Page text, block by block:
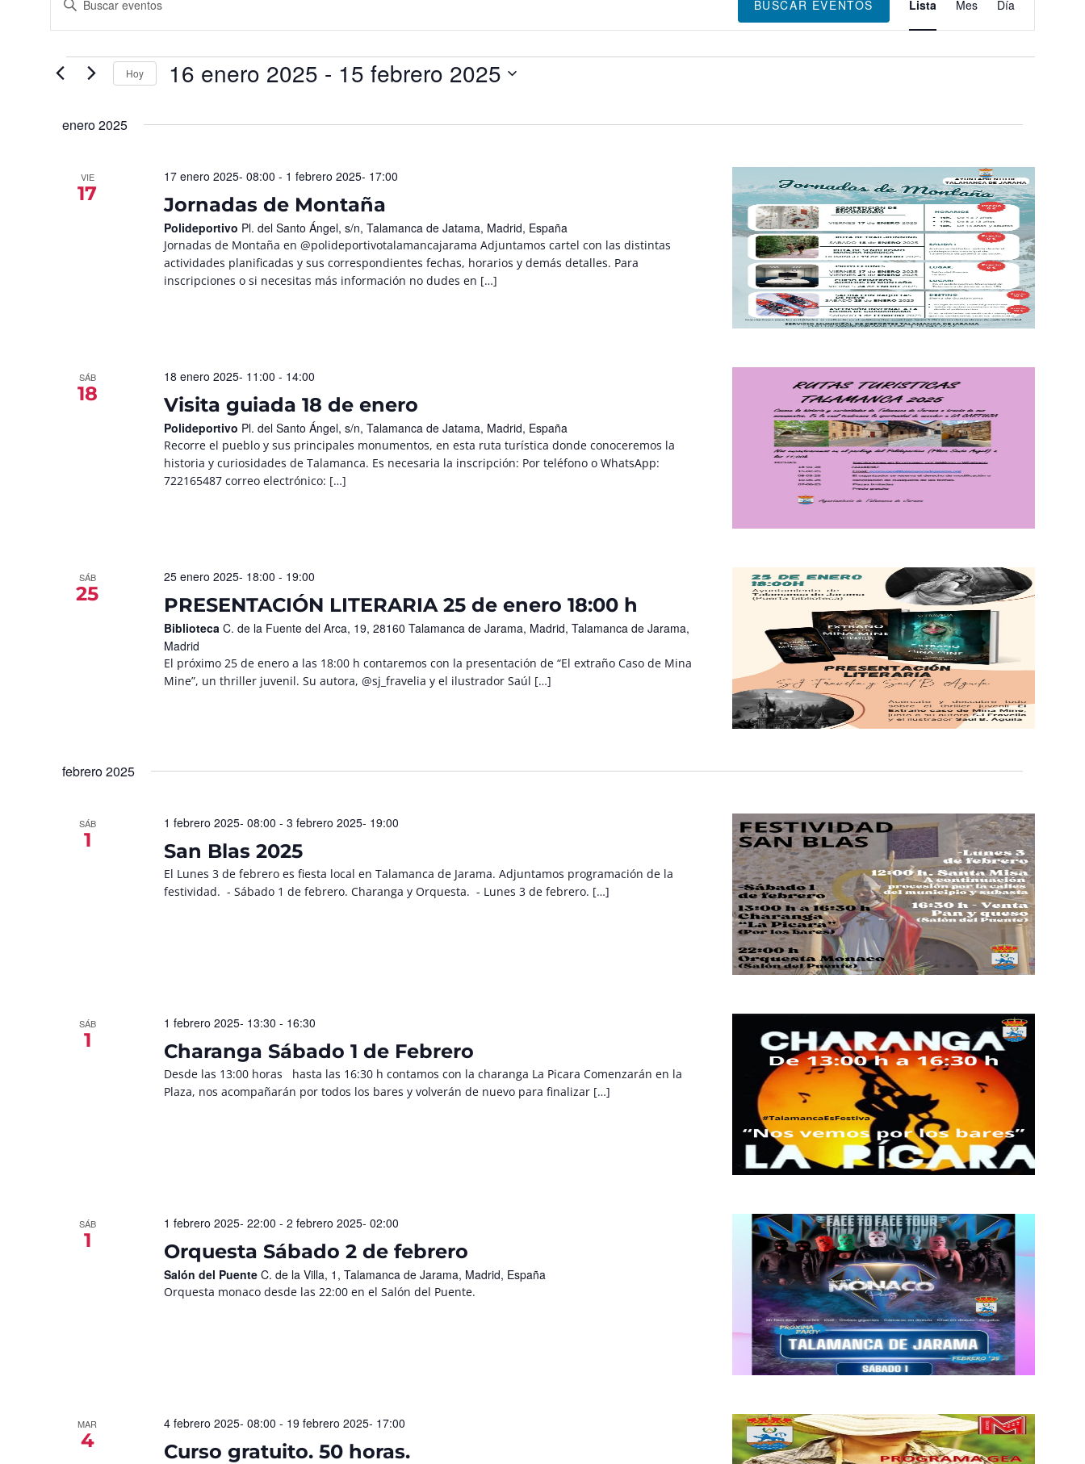
de
búsqueda
vistas
palabra
clave.
para
la
palabra
BUSCAR EVENTOS
de
Evento
Lista Mes Día
Hoy 16 enero 2025 - 15 febrero 2025
enero 2025
VIE
17 Jornadas de Montaña
17 enero 2025- 08:00 - 1 febrero 2025- 17:00
Polideportivo Pl. del Santo Ángel, s/n, Talamanca de Jatama, Madrid, España
Jornadas de Montaña en @polideportivotalamancajarama Adjuntamos cartel con las distintas
actividades planificadas y sus correspondientes fechas, horarios y demás detalles. Para
inscripciones o si necesitas más información no dudes en […]
SÁB
18 Visita guiada 18 de enero
18 enero 2025- 11:00 - 14:00
Polideportivo Pl. del Santo Ángel, s/n, Talamanca de Jatama, Madrid, España
Recorre el pueblo y sus principales monumentos, en esta ruta turística donde conoceremos la
historia y curiosidades de Talamanca. Es necesaria la inscripción: Por teléfono o WhatsApp:
722165487 correo electrónico: […]
SÁB
25 PRESENTACIÓN LITERARIA 25 de enero 18:00 h
25 enero 2025- 18:00 - 19:00
Biblioteca C. de la Fuente del Arca, 19, 28160 Talamanca de Jarama, Madrid, Talamanca de Jarama,
Madrid
El próximo 25 de enero a las 18:00 h contaremos con la presentación de “El extraño Caso de Mina
Mine”, un thriller juvenil. Su autora, @sj_fravelia y el ilustrador Saúl […]
febrero 2025
SÁB
1 San Blas 2025
1 febrero 2025- 08:00 - 3 febrero 2025- 19:00
El Lunes 3 de febrero es fiesta local en Talamanca de Jarama. Adjuntamos programación de la
festividad. - Sábado 1 de febrero. Charanga y Orquesta. - Lunes 3 de febrero. […]
SÁB
1 Charanga Sábado 1 de Febrero
1 febrero 2025- 13:30 - 16:30
Desde las 13:00 horas hasta las 16:30 h contamos con la charanga La Picara Comenzarán en la
Plaza, nos acompañarán por todos los bares y volverán de nuevo para finalizar […]
SÁB
1 Orquesta Sábado 2 de febrero
1 febrero 2025- 22:00 - 2 febrero 2025- 02:00
Salón del Puente C. de la Villa, 1, Talamanca de Jarama, Madrid, España
Orquesta monaco desde las 22:00 en el Salón del Puente.
MAR
4 Curso gratuito. 50 horas.
4 febrero 2025- 08:00 - 19 febrero 2025- 17:00